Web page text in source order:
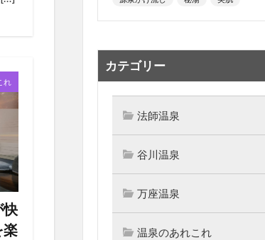
れ
快
楽
カテゴリー
法師温泉
谷川温泉
万座温泉
温泉のあれこれ